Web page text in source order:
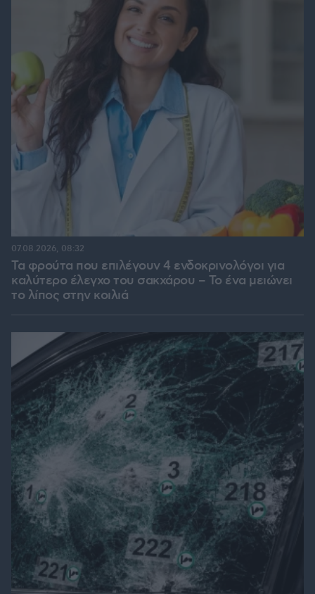
Τα φρούτα που επιλέγουν 4 ενδοκρινολόγοι για
καλύτερο έλεγχο του σακχάρου – Το ένα μειώνει
το λίπος στην κοιλιά
07.08.2026, 08:32